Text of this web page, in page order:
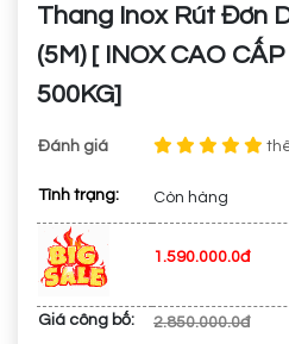
Thang Inox Rút Đơn DAKITA R-500
(5M) [ INOX CAO
500KG]
Đánh giá
Tình trạng: Còn hàng
1.590.000.0đ
Giá công bố: 2.850.000.0đ